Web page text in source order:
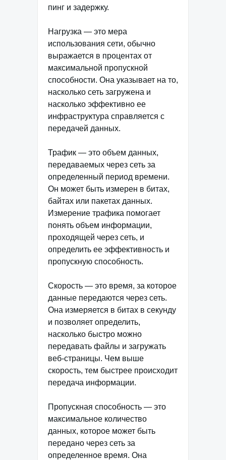
пинг и задержку.
Нагрузка — это мера
использования сети, обычно
выражается в процентах от
максимальной пропускной
способности. Она указывает на то,
насколько сеть загружена и
насколько эффективно ее
инфраструктура справляется с
передачей данных.
Трафик — это объем данных,
передаваемых через сеть за
определенный период времени.
Он может быть измерен в битах,
байтах или пакетах данных.
Измерение трафика помогает
понять объем информации,
проходящей через сеть, и
определить ее эффективность и
пропускную способность.
Скорость — это время, за которое
данные передаются через сеть.
Она измеряется в битах в секунду
и позволяет определить,
насколько быстро можно
передавать файлы и загружать
веб-страницы. Чем выше
скорость, тем быстрее происходит
передача информации.
Пропускная способность — это
максимальное количество
данных, которое может быть
передано через сеть за
определенное время. Она